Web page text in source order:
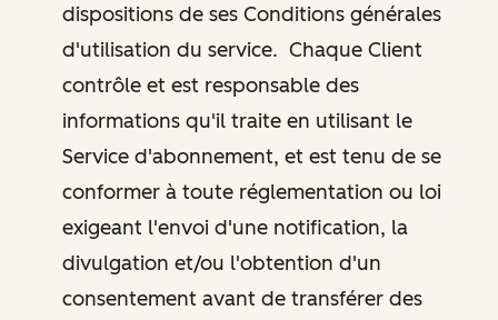
dispositions de ses Conditions générales
d'utilisation du service. Chaque Client
contrôle et est responsable des
informations qu'il traite en utilisant le
Service d'abonnement, et est tenu de se
conformer à toute réglementation ou loi
exigeant l'envoi d'une notification, la
divulgation et/ou l'obtention d'un
consentement avant de transférer des